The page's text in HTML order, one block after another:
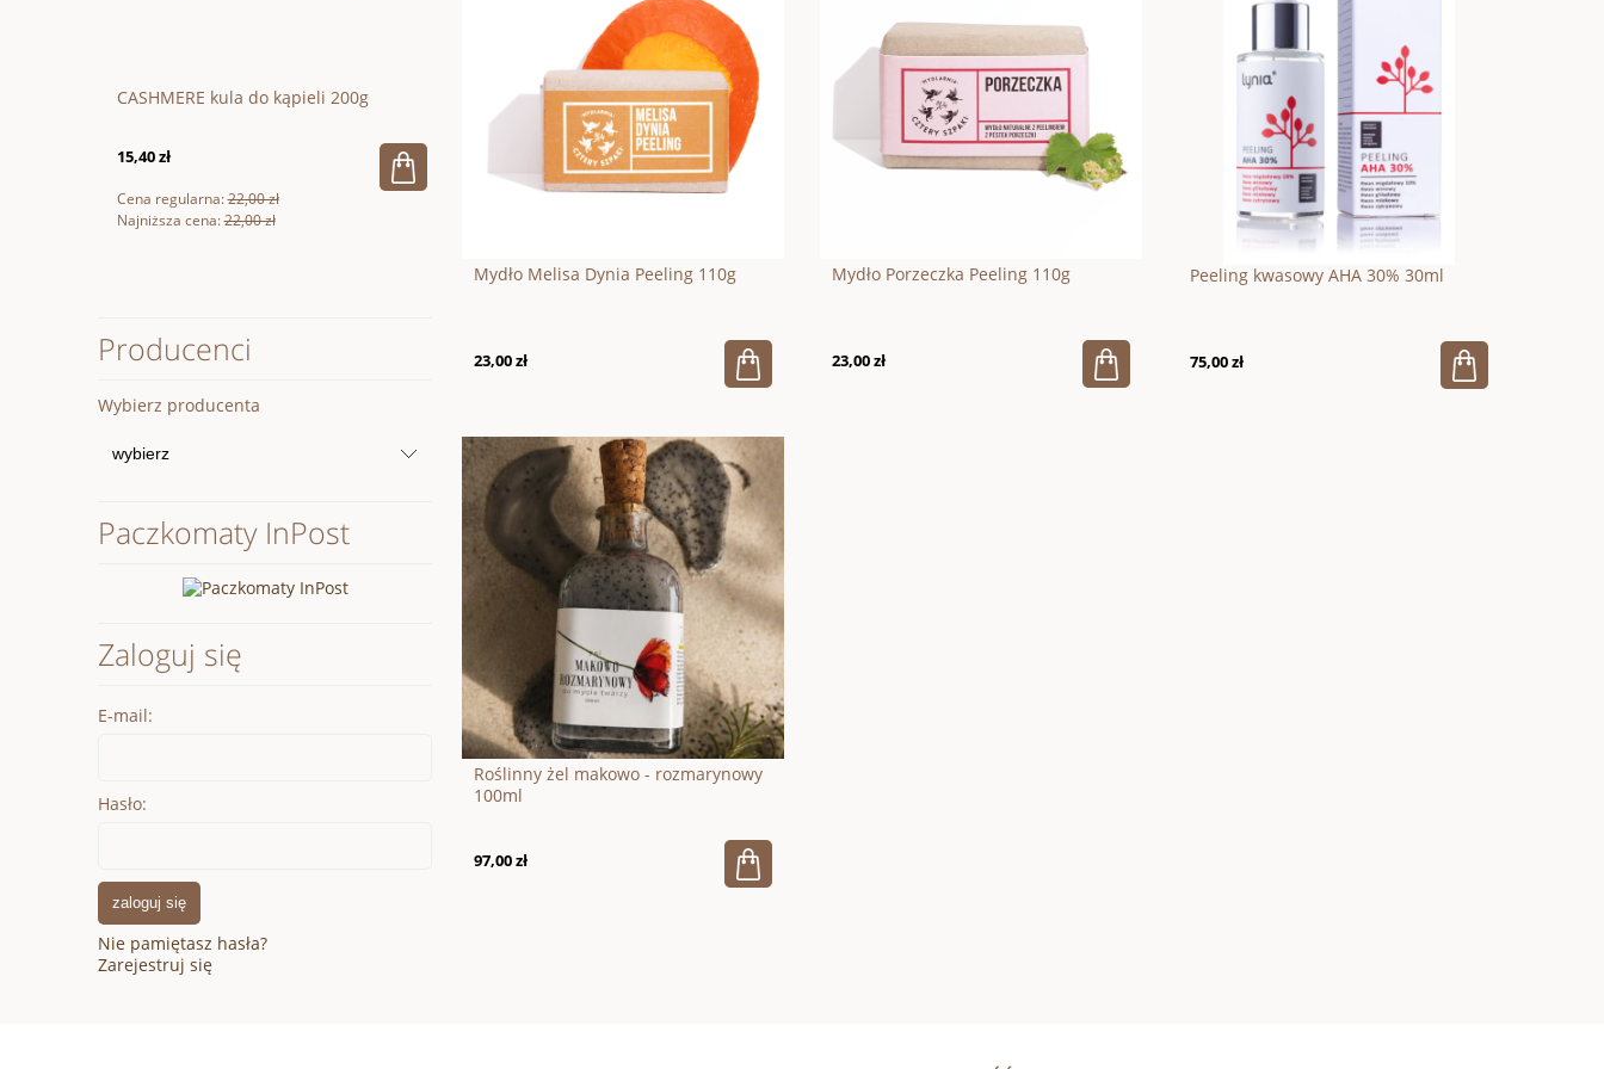
CASHMERE kula do kąpieli 200g
15,40 zł
Cena regularna:22,00 zł
Najniższa cena:22,00 zł
Wegańska pomadka z buraka 10ml
74,00 zł
CASHMERE aksamitna pianka do
kąpieli i pod prysznic 150ml
Producenci
Wybierz producenta
Paczkomaty InPost
Zaloguj się
E-mail:
Hasło:
zaloguj się
Nie pamiętasz hasła?
Zarejestruj się
Mydło Melisa Dynia Peeling 110g
23,00 zł
Mydło Porzeczka Peeling 110g
23,00 zł
Peeling kwasowy AHA 30% 30ml
75,00 zł
Roślinny żel makowo - rozmarynowy
100ml
97,00 zł